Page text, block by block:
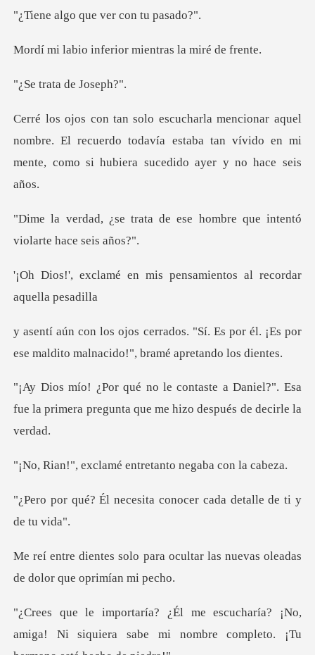
que ver con
ferior mientras l
ta de Jo
nombre. El recuerdo todavía estaba tan vívido en mi
men
de ese hombre que intentó
mis pensamientos al re
í. Es por él. ¡Es por
ese maldito maln
Daniel?". Esa
fue la primera pregunta q
amé entretanto neg
sita conocer cada detal
ocultar las nuevas oleadas
de
a? ¡No,
amiga! Ni siquiera sabe mi nombre c